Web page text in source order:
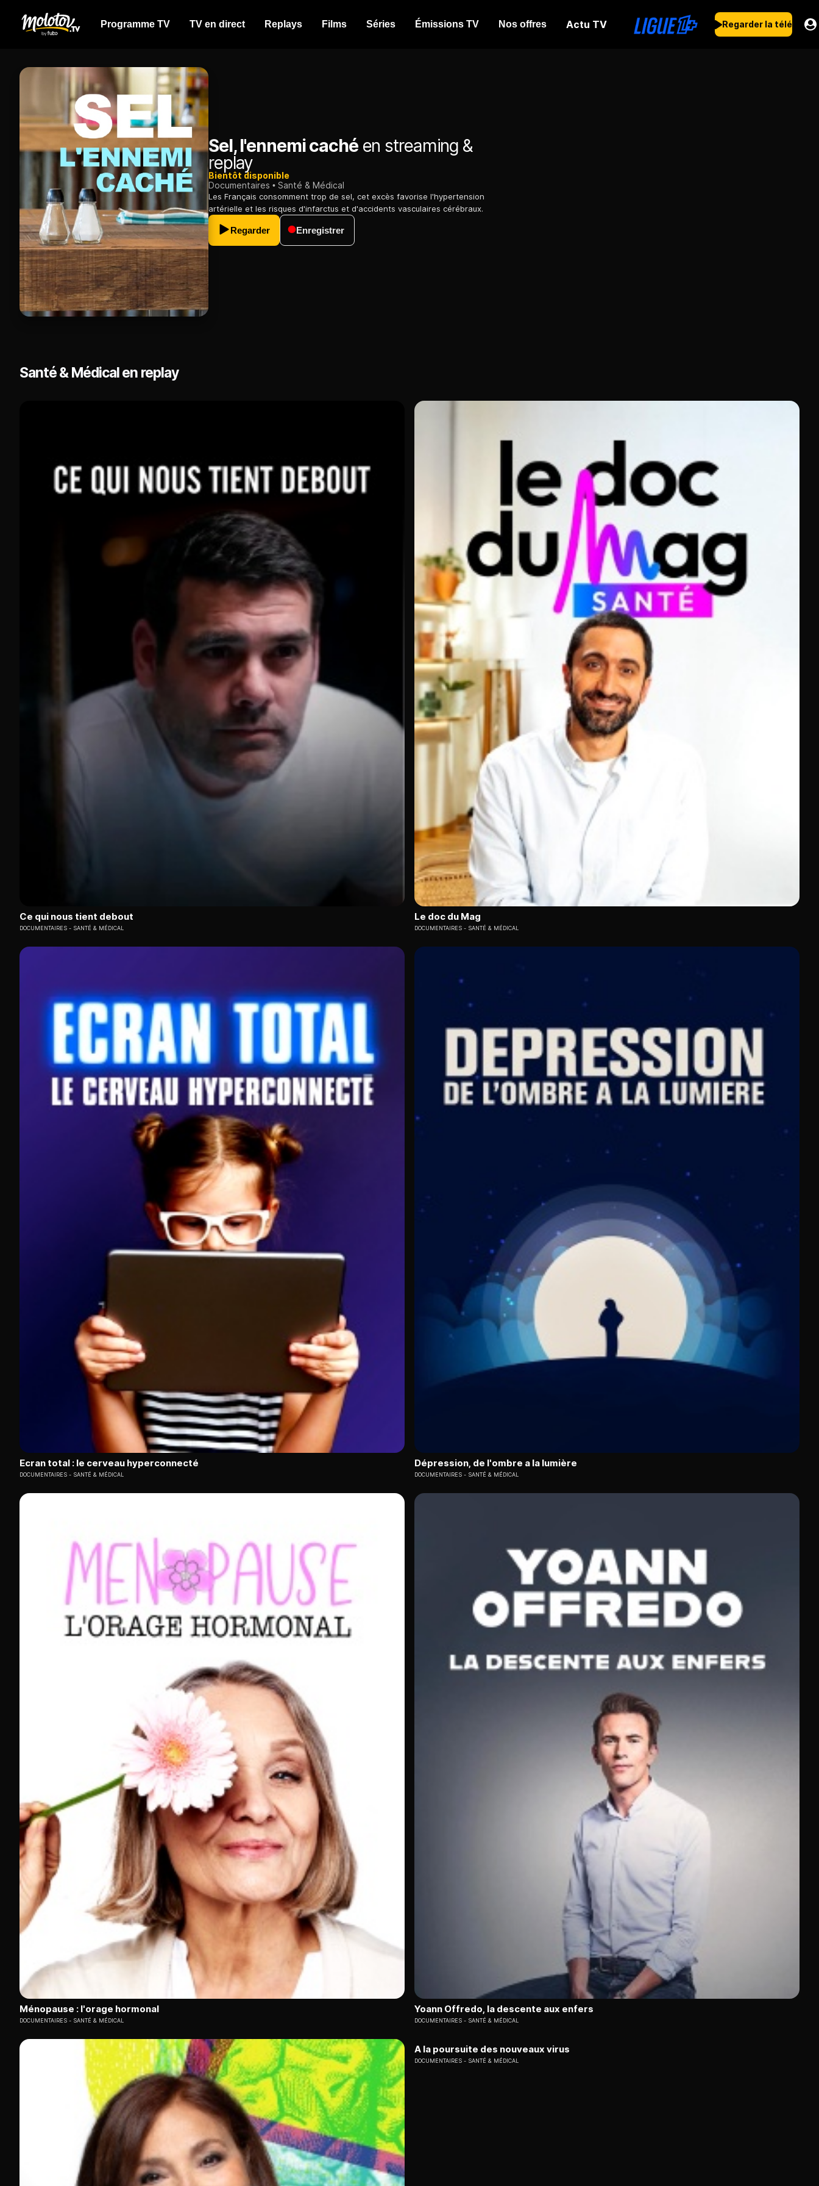
Programme TV TV en direct Replays Films Séries Émissions TV Nos offres Actu TV Regarder la télé
Sel, l'ennemi cachéen streaming &
replay
Bientôt disponible
Documentaires
Santé & Médical
Les Français consomment trop de sel, cet excès favorise l'hypertension
artérielle et les risques d'infarctus et d'accidents vasculaires cérébraux.
Regarder Enregistrer
Santé & Médical en replay
Ce qui nous tient debout
DOCUMENTAIRES SANTÉ & MÉDICAL
Le doc du Mag
DOCUMENTAIRES SANTÉ & MÉDICAL
Ecran total : le cerveau hyperconnecté
DOCUMENTAIRES SANTÉ & MÉDICAL
Dépression, de l'ombre a la lumière
DOCUMENTAIRES SANTÉ & MÉDICAL
Ménopause : l'orage hormonal
DOCUMENTAIRES SANTÉ & MÉDICAL
Yoann Offredo, la descente aux enfers
DOCUMENTAIRES SANTÉ & MÉDICAL
A la poursuite des nouveaux virus
DOCUMENTAIRES SANTÉ & MÉDICAL